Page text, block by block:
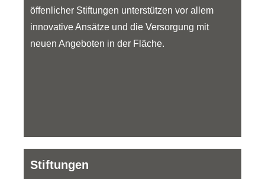
öffenlicher Stiftungen unterstützen vor allem
innovative Ansätze und die Versorgung mit
neuen Angeboten in der Fläche.
Stiftungen